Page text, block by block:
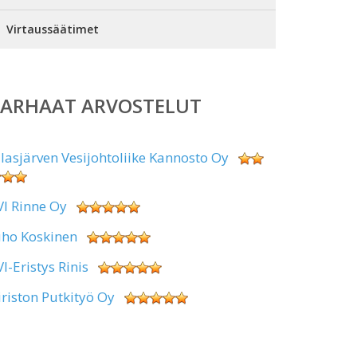
Virtaussäätimet
ARVOSTELUT
Vesijohtoliike Kannosto Oy
Rinne Oy
Koskinen
Eristys Rinis
Putkityö Oy